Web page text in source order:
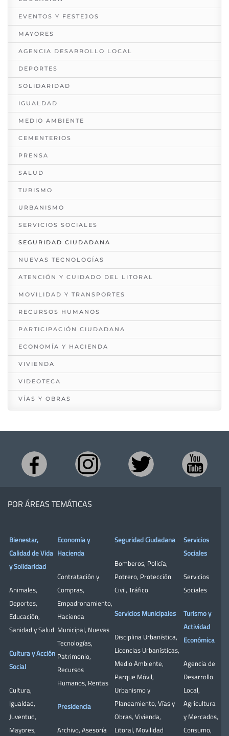
EVENTOS Y FESTEJOS
MAYORES
AGENCIA DESARROLLO LOCAL
DEPORTES
SOLIDARIDAD
IGUALDAD
MEDIO AMBIENTE
CEMENTERIOS
PRENSA
SALUD
TURISMO
URBANISMO
SERVICIOS SOCIALES
SEGURIDAD CIUDADANA
NUEVAS TECNOLOGÍAS
ATENCIÓN Y CUIDADO DEL LITORAL
MOVILIDAD Y TRANSPORTES
RECURSOS HUMANOS
PARTICIPACIÓN CIUDADANA
ECONOMÍA Y HACIENDA
VIVIENDA
VIDEOTECA
VÍAS Y OBRAS
POR ÁREAS TEMÁTICAS
Bienestar,
Calidad de Vida
y Solidaridad
Animales,
Deportes,
Educación,
Sanidad y Salud
Cultura y Acción
Social
Cultura,
Igualdad,
Juventud,
Mayores,
Economía y
Hacienda
Contratación y
Compras,
Empadronamiento,
Hacienda
Municipal, Nuevas
Tecnologías,
Patrimonio,
Recursos
Humanos, Rentas
Presidencia
Archivo, Asesoría
Seguridad Ciudadana
Bomberos, Policía,
Potrero, Protección
Civil, Tráfico
Servicios Municipales
Disciplina Urbanística,
Licencias Urbanísticas,
Medio Ambiente,
Parque Móvil,
Urbanismo y
Planeamiento, Vías y
Obras, Vivienda,
Litoral, Movilidad
Servicios
Sociales
Servicios
Sociales
Turismo y
Actividad
Económica
Agencia de
Desarrollo
Local,
Agricultura
y Mercados,
Consumo,